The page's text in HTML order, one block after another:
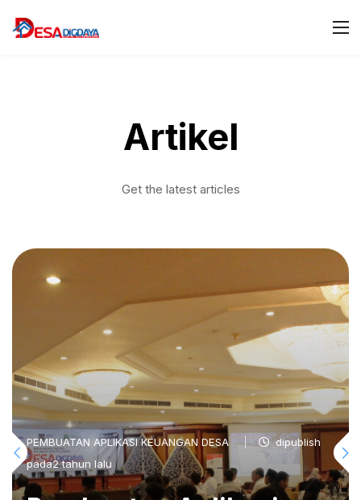
Artikel
Get the latest articles
PEMBUATAN APLIKASI KEUANGAN DESA
dipublish
pada2 tahun lalu